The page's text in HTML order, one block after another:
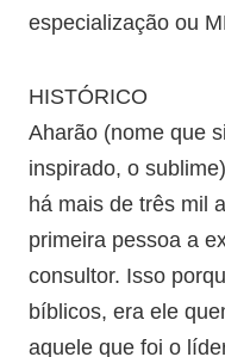
especialização ou
HISTÓRICO
Aharão (nome que
inspirado, o
há mais de três mil
primeira pessoa a
consultor. Isso
bíblicos, era ele
aquele que foi o